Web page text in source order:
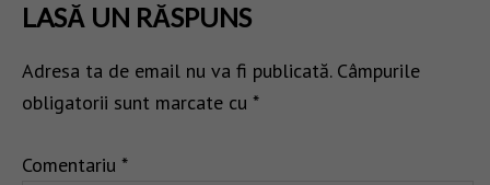
LASĂ UN RĂSPUNS
Adresa ta de email nu va fi publicată. Câmpurile
obligatorii sunt marcate cu *
Comentariu *